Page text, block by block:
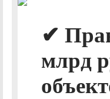
✔
млрд